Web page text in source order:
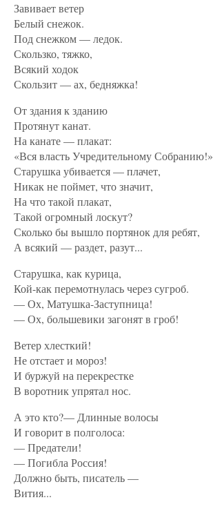
Завивает ветер
Белый снежок.
Под снежком — ледок.
Скользко, тяжко,
Всякий ходок
Скользит — ах, бедняжка!
От здания к зданию
Протянут канат.
На канате — плакат:
«Вся власть Учредительному Собранию!»
Старушка убивается — плачет,
Никак не поймет, что значит,
На что такой плакат,
Такой огромный лоскут?
Сколько бы вышло портянок для ребят,
А всякий — раздет, разут...
Старушка, как курица,
Кой-как перемотнулась через сугроб.
— Ох, Матушка-Заступница!
— Ох, большевики загонят в гроб!
Ветер хлесткий!
Не отстает и мороз!
И буржуй на перекрестке
В воротник упрятал нос.
А это кто?— Длинные волосы
И говорит в полголоса:
— Предатели!
— Погибла Россия!
Должно быть, писатель —
Вития...